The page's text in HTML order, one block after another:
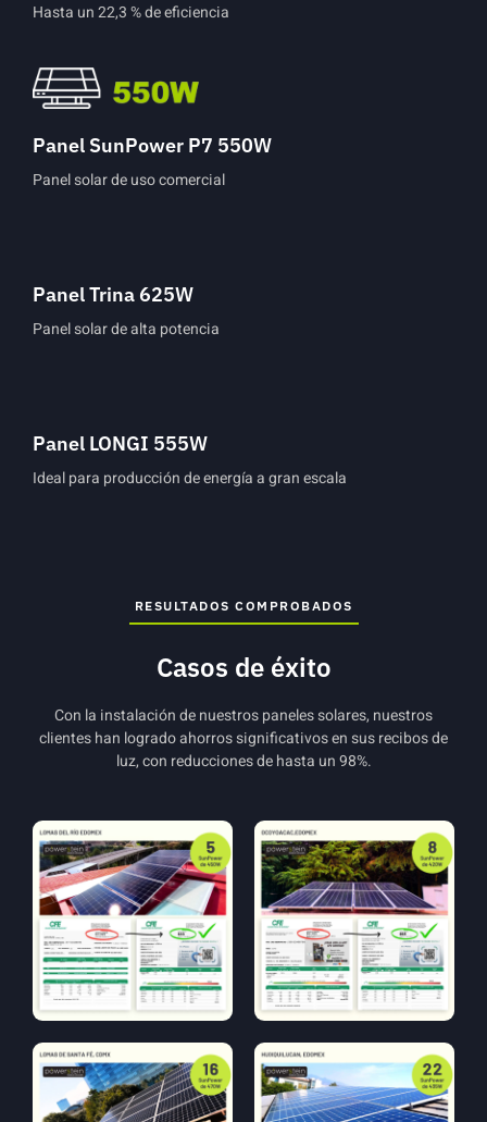
Hasta un 22,3 % de eficiencia
Panel SunPower P7 550W
Panel solar de uso comercial
Panel LONGI 555W
Ideal para producción de energía a gran escala
Panel Trina 625W
Panel solar de alta potencia
RESULTADOS COMPROBADOS
Casos de éxito
Con la instalación de nuestros paneles solares, nuestros
clientes han logrado ahorros significativos en sus recibos de
luz, con reducciones de hasta un 98%.